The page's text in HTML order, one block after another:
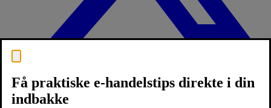
Få praktiske e-handelstips direkte i din
indbakke